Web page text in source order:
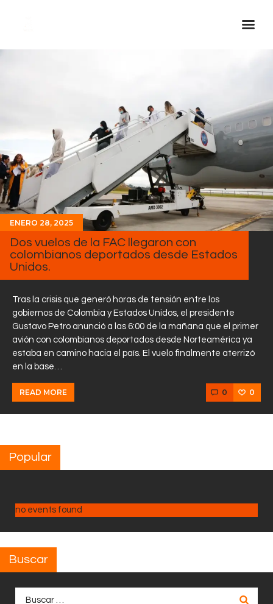
Descarga La APP
Programas
Noticias
Equipo
Sobre Nosotros
Contactos
ENERO 28, 2025
Dos vuelos de la FAC llegaron con
colombianos deportados desde Estados
Unidos.
Tras la crisis que generó horas de tensión entre los
gobiernos de Colombia y Estados Unidos, el presidente
Gustavo Petro anunció a las 6:00 de la mañana que el primer
avión con colombianos deportados desde Norteamérica ya
estaba en camino hacia el país. El vuelo finalmente aterrizó
en la base…
READ MORE 0 0
Popular
no events found
Buscar